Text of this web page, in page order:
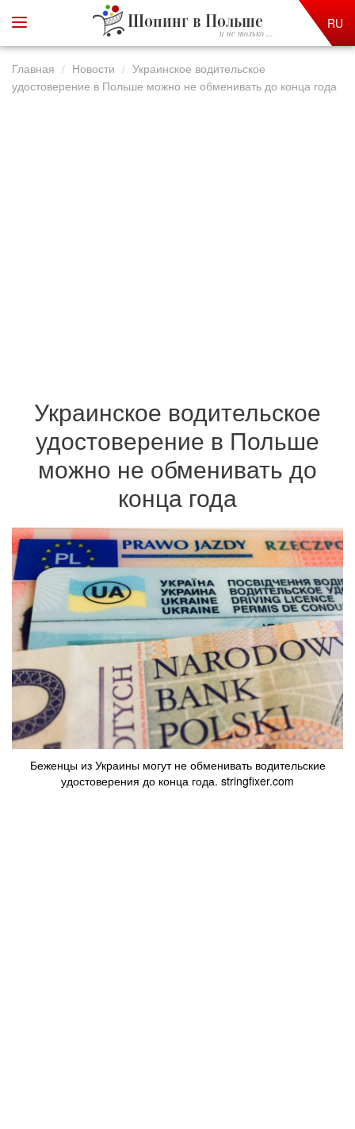
Шопинг в Польше
и не только ...
RU
Главная Новости
Украинское водительское
удостоверение в Польше можно не обменивать до конца года
Украинское водительское
удостоверение в Польше
можно не обменивать до
конца года
Беженцы из Украины могут не обменивать водительские
удостоверения до конца года. stringfixer.com